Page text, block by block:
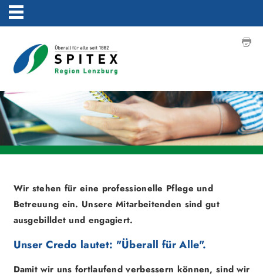
Wir stehen für eine professionelle Pflege und
Betreuung ein. Unsere Mitarbeitenden sind gut
ausgebilldet und engagiert.
Unser Credo lautet: "Überall für Alle".
Damit wir uns fortlaufend verbessern können, sind wir